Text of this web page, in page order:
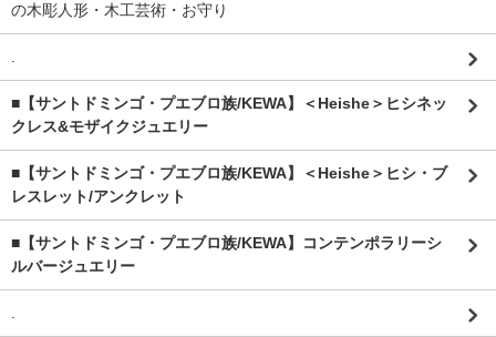
の木彫人形・木工芸術・お守り
.
■【サントドミンゴ・プエブロ族/KEWA】＜Heishe＞ヒシネッ
クレス&モザイクジュエリー
■【サントドミンゴ・プエブロ族/KEWA】＜Heishe＞ヒシ・ブ
レスレット/アンクレット
■【サントドミンゴ・プエブロ族/KEWA】コンテンポラリーシ
ルバージュエリー
.